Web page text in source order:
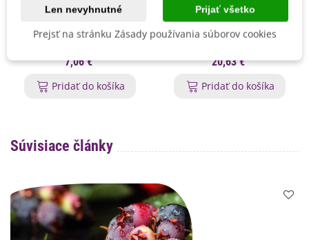
7,06 €
Pridať do košíka
Prerezávacia pílka - Stalco -
1 ks
20,63 €
Pridať do košíka
Súvisiace články
Len nevyhnutné Prijať všetko
Prejsť na stránku Zásady používania súborov cookies